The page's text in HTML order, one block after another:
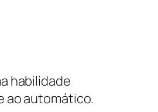
habilidade
ao automático.